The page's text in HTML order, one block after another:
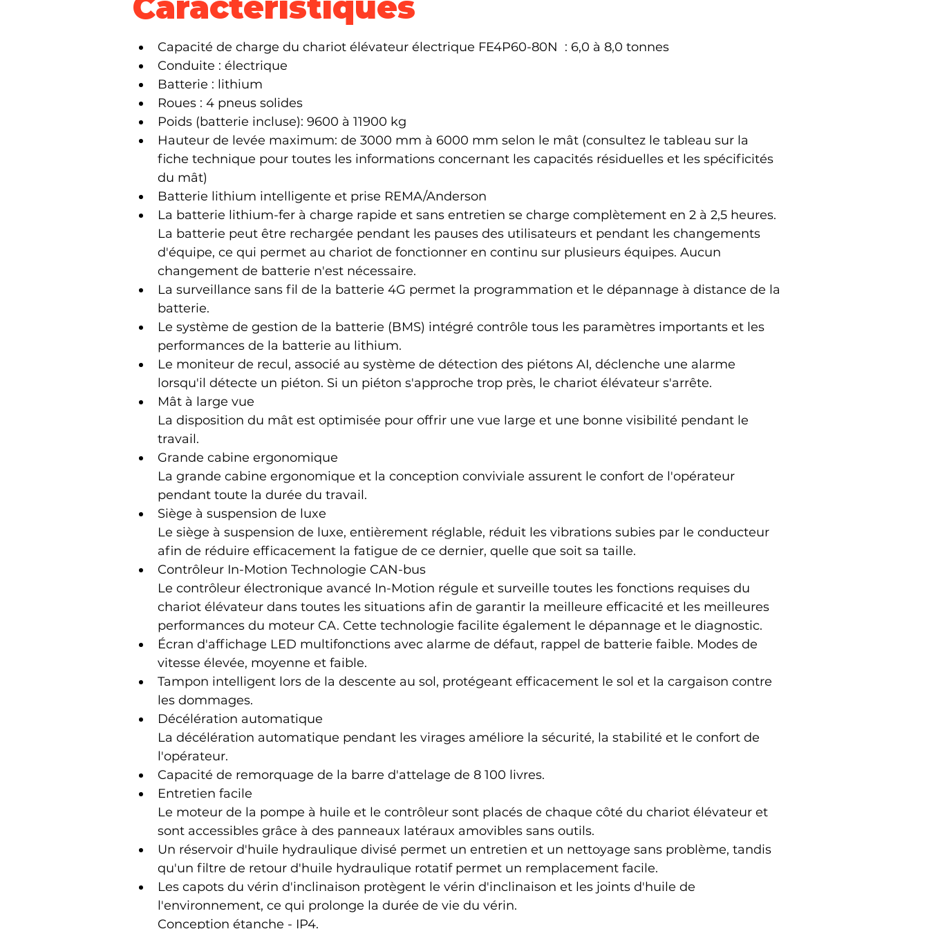
Capacité de charge du chariot élévateur électrique FE4P60-80N  : 6,0 à 8,0 tonnes
Conduite : électrique
Batterie : lithium
Roues : 4 pneus solides
Poids (batterie incluse): 9600 à 11900 kg
Hauteur de levée maximum: de 3000 mm à 6000 mm selon le mât (consultez le tableau sur la
fiche technique pour toutes les informations concernant les capacités résiduelles et les spécificités
du mât)
Batterie lithium intelligente et prise REMA/Anderson
La batterie lithium-fer à charge rapide et sans entretien se charge complètement en 2 à 2,5 heures.
La batterie peut être rechargée pendant les pauses des utilisateurs et pendant les changements
d'équipe, ce qui permet au chariot de fonctionner en continu sur plusieurs équipes. Aucun
changement de batterie n'est nécessaire.
La surveillance sans fil de la batterie 4G permet la programmation et le dépannage à distance de la
batterie.
Le système de gestion de la batterie (BMS) intégré contrôle tous les paramètres importants et les
performances de la batterie au lithium.
Le moniteur de recul, associé au système de détection des piétons AI, déclenche une alarme
lorsqu'il détecte un piéton. Si un piéton s'approche trop près, le chariot élévateur s'arrête.
Mât à large vue
La disposition du mât est optimisée pour offrir une vue large et une bonne visibilité pendant le
travail.
Grande cabine ergonomique
La grande cabine ergonomique et la conception conviviale assurent le confort de l'opérateur
pendant toute la durée du travail.
Siège à suspension de luxe
Le siège à suspension de luxe, entièrement réglable, réduit les vibrations subies par le conducteur
afin de réduire efficacement la fatigue de ce dernier, quelle que soit sa taille.
Contrôleur In-Motion Technologie CAN-bus
Le contrôleur électronique avancé In-Motion régule et surveille toutes les fonctions requises du
chariot élévateur dans toutes les situations afin de garantir la meilleure efficacité et les meilleures
performances du moteur CA. Cette technologie facilite également le dépannage et le diagnostic.
Écran d'affichage LED multifonctions avec alarme de défaut, rappel de batterie faible. Modes de
vitesse élevée, moyenne et faible.
Tampon intelligent lors de la descente au sol, protégeant efficacement le sol et la cargaison contre
les dommages.
Décélération automatique
La décélération automatique pendant les virages améliore la sécurité, la stabilité et le confort de
l'opérateur.
Capacité de remorquage de la barre d'attelage de 8 100 livres.
Entretien facile
Le moteur de la pompe à huile et le contrôleur sont placés de chaque côté du chariot élévateur et
sont accessibles grâce à des panneaux latéraux amovibles sans outils.
Un réservoir d'huile hydraulique divisé permet un entretien et un nettoyage sans problème, tandis
qu'un filtre de retour d'huile hydraulique rotatif permet un remplacement facile.
Les capots du vérin d'inclinaison protègent le vérin d'inclinaison et les joints d'huile de
l'environnement, ce qui prolonge la durée de vie du vérin.
Conception étanche - IP4.